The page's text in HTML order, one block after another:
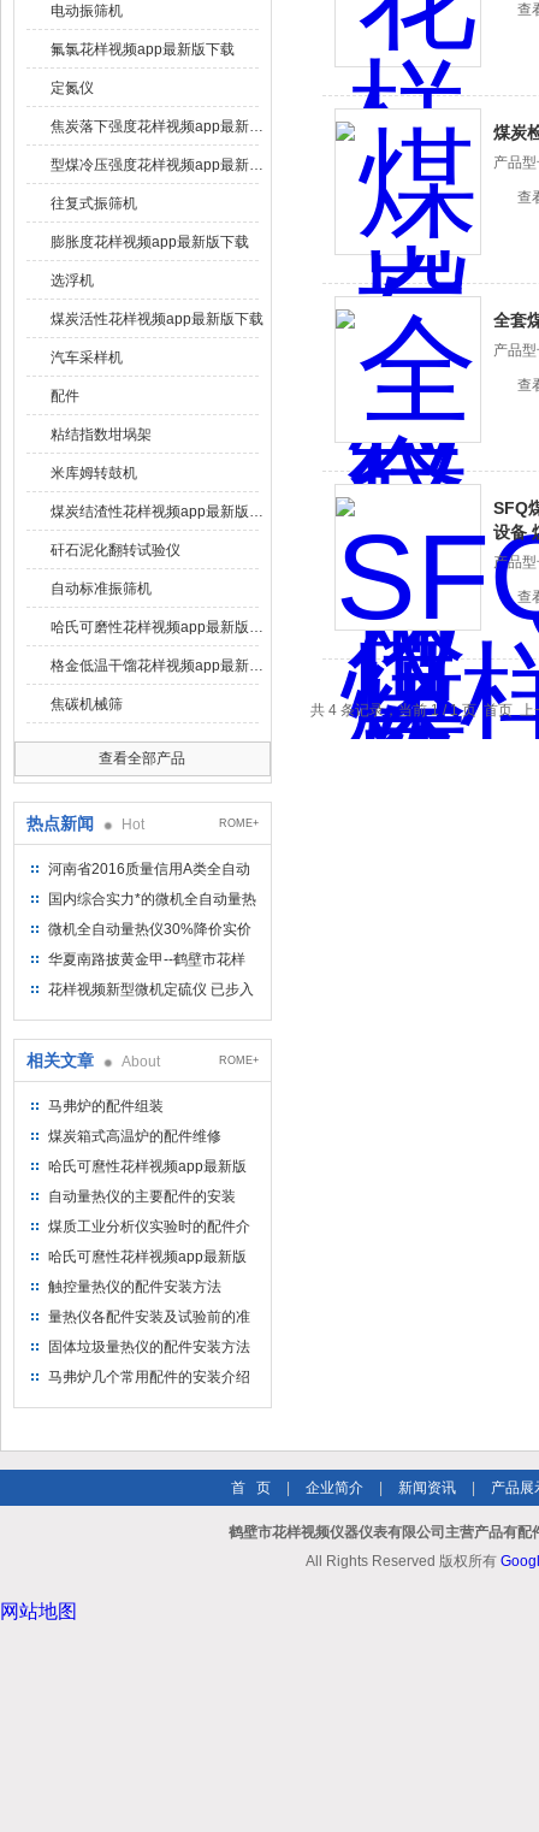
电动振筛机
氟氯花样视频app最新版下载
定氮仪
焦炭落下强度花样视频app最新版下载
型煤冷压强度花样视频app最新版下载
往复式振筛机
膨胀度花样视频app最新版下载
选浮机
煤炭活性花样视频app最新版下载
汽车采样机
配件
粘结指数坩埚架
米库姆转鼓机
煤炭结渣性花样视频app最新版下载
矸石泥化翻转试验仪
自动标准振筛机
哈氏可磨性花样视频app最新版下载
格金低温干馏花样视频app最新版下载
焦碳机械筛
查看全部产品
热点新闻 Hot ROME+
河南省2016质量信用A类全自动
量热仪
国内综合实力*的微机全自动量热
仪制造企业
微机全自动量热仪30%降价实价
出售
华夏南路披黄金甲--鹤壁市花样
视频仪器仪表有限公司
花样视频新型微机定硫仪 已步入
相关文章 About ROME+
马弗炉的配件组装
煤炭箱式高温炉的配件维修
哈氏可麿性花样视频app最新版
下载的仪器保养与所需配件
自动量热仪的主要配件的安装
煤质工业分析仪实验时的配件介
绍
哈氏可麿性花样视频app最新版
下载的操作步骤与配件
触控量热仪的配件安装方法
量热仪各配件安装及试验前的准
备工作
固体垃圾量热仪的配件安装方法
马弗炉几个常用配件的安装介绍
查
煤炭
产品型
查
全套
产品型号
查
SFQ
设备
产品型
查
共 4 条记录，当前 1 / 1 页 首页
首 页 企业简介 新闻资讯 产品展
鹤壁市花样视频仪器仪表有限公司主营产品有
All Rights Reserved 版权所有
网站地图